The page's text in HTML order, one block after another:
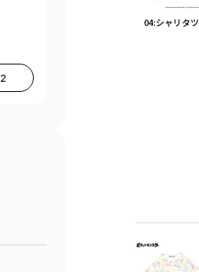
2
04:シャリタツ